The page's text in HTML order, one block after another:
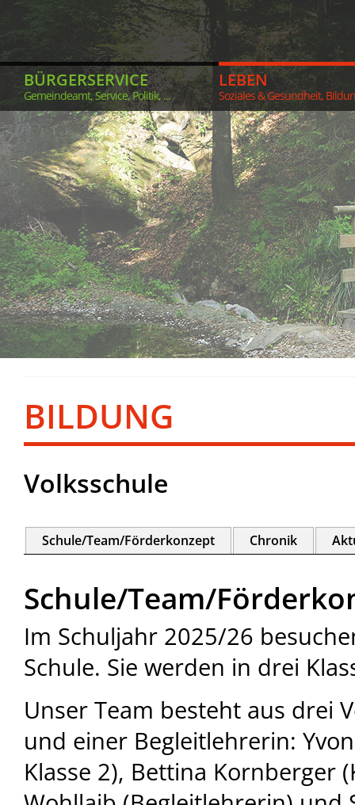
BÜRGERSERVICE
Gemeindeamt, Service, Politik, ...
LEBEN
Soziales & Gesundheit,
BILDUNG
Volksschule
Schule/Team/Förderkonzept Chronik
Schule/Team/
Im Schuljahr 2025/26
Schule. Sie werden in drei
Unser Team besteht aus drei
und einer Begleitlehrerin:
Klasse 2), Bettina Kornberger